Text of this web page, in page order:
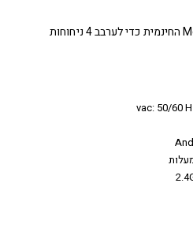
או השתמשו באפליקציית Moodo החינמית כדי לערבב 4 ניחוחות